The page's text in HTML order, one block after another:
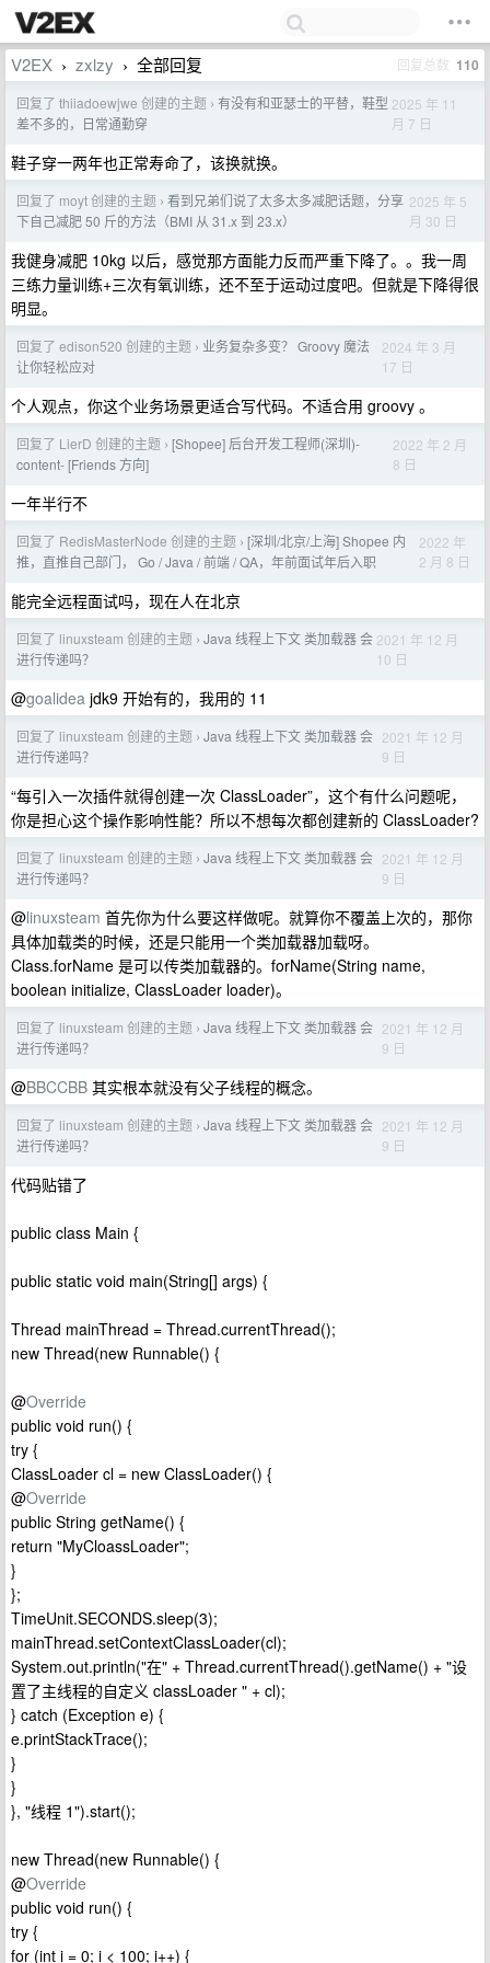
V2EX › zxlzy › 全部回复 回复总数 110
回复了 thiiadoewjwe 创建的主题 › 有没有和亚瑟士的平替，鞋型
差不多的，日常通勤穿
2025 年 11
月 7 日
鞋子穿一两年也正常寿命了，该换就换。
回复了 moyt 创建的主题 › 看到兄弟们说了太多太多减肥话题，分享
下自己减肥 50 斤的方法（BMI 从 31.x 到 23.x）
2025 年 5
月 30 日
我健身减肥 10kg 以后，感觉那方面能力反而严重下降了。。我一周
三练力量训练+三次有氧训练，还不至于运动过度吧。但就是下降得很
明显。
回复了 edison520 创建的主题 › 业务复杂多变？ Groovy 魔法
让你轻松应对
2024 年 3 月
17 日
个人观点，你这个业务场景更适合写代码。不适合用 groovy 。
回复了 LierD 创建的主题 › [Shopee] 后台开发工程师(深圳)-
content- [Friends 方向]
2022 年 2 月
8 日
一年半行不
回复了 RedisMasterNode 创建的主题 › [深圳/北京/上海] Shopee 内
推，直推自己部门， Go / Java / 前端 / QA，年前面试年后入职
2022 年
2 月 8 日
能完全远程面试吗，现在人在北京
回复了 linuxsteam 创建的主题 › Java 线程上下文 类加载器 会
进行传递吗？
2021 年 12 月
10 日
@goalidea jdk9 开始有的，我用的 11
回复了 linuxsteam 创建的主题 › Java 线程上下文 类加载器 会
进行传递吗？
2021 年 12 月
9 日
“每引入一次插件就得创建一次 ClassLoader”，这个有什么问题呢，
你是担心这个操作影响性能？所以不想每次都创建新的 ClassLoader?
回复了 linuxsteam 创建的主题 › Java 线程上下文 类加载器 会
进行传递吗？
2021 年 12 月
9 日
@linuxsteam 首先你为什么要这样做呢。就算你不覆盖上次的，那你
具体加载类的时候，还是只能用一个类加载器加载呀。
Class.forName 是可以传类加载器的。forName(String name,
boolean initialize, ClassLoader loader)。
回复了 linuxsteam 创建的主题 › Java 线程上下文 类加载器 会
进行传递吗？
2021 年 12 月
9 日
@BBCCBB 其实根本就没有父子线程的概念。
回复了 linuxsteam 创建的主题 › Java 线程上下文 类加载器 会
进行传递吗？
2021 年 12 月
9 日
代码贴错了
public class Main {
public static void main(String[] args) {
Thread mainThread = Thread.currentThread();
new Thread(new Runnable() {
@Override
public void run() {
try {
ClassLoader cl = new ClassLoader() {
@Override
public String getName() {
return "MyCloassLoader";
}
};
TimeUnit.SECONDS.sleep(3);
mainThread.setContextClassLoader(cl);
System.out.println("在" + Thread.currentThread().getName() + "设
置了主线程的自定义 classLoader " + cl);
} catch (Exception e) {
e.printStackTrace();
}
}
}, "线程 1").start();
new Thread(new Runnable() {
@Override
public void run() {
try {
for (int i = 0; i < 100; i++) {